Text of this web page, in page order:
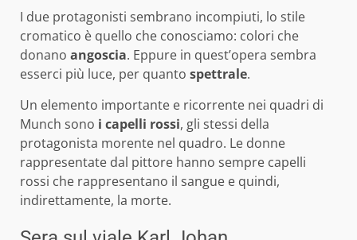
I due protagonisti sembrano incompiuti, lo stile
cromatico è quello che conosciamo: colori che
donano angoscia. Eppure in quest’opera sembra
esserci più luce, per quanto spettrale.
Un elemento importante e ricorrente nei quadri di
Munch sono i capelli rossi, gli stessi della
protagonista morente nel quadro. Le donne
rappresentate dal pittore hanno sempre capelli
rossi che rappresentano il sangue e quindi,
indirettamente, la morte.